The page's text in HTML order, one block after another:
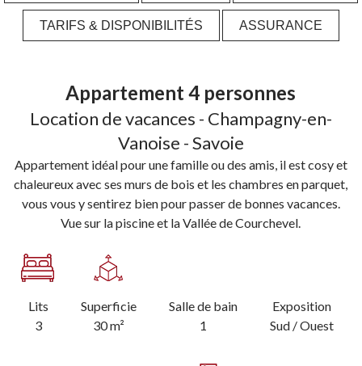
TARIFS & DISPONIBILITÉS ASSURANCE
Appartement 4 personnes
Location de vacances - Champagny-en-
Vanoise - Savoie
Appartement idéal pour une famille ou des amis, il est cosy et
chaleureux avec ses murs de bois et les chambres en parquet,
vous vous y sentirez bien pour passer de bonnes vacances.
Vue sur la piscine et la Vallée de Courchevel.
Lits
3
Superficie
30 m²
Salle de bain
1
Exposition
Sud / Ouest